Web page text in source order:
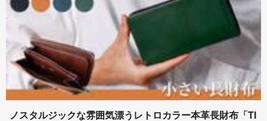
ノスタルジックな雰囲気漂うレトロカラー本革長財布「TI